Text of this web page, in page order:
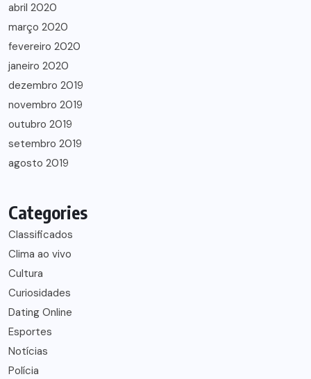
abril 2020
março 2020
fevereiro 2020
janeiro 2020
dezembro 2019
novembro 2019
outubro 2019
setembro 2019
agosto 2019
Categories
Classificados
Clima ao vivo
Cultura
Curiosidades
Dating Online
Esportes
Notícias
Polícia